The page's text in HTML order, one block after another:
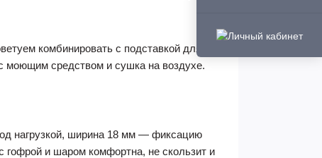
комбинировать с подставкой для
моющим средством и сушка на воздухе.
нагрузкой, ширина 18 мм — фиксацию
гофрой и шаром комфортна, не скользит и